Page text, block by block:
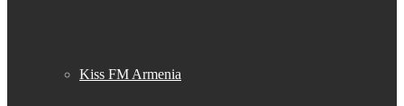
Kiss FM Armenia